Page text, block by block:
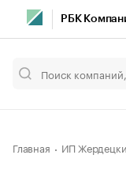
РБК
Главная ИП